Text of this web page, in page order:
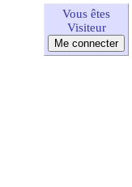
Vous êtes
Visiteur